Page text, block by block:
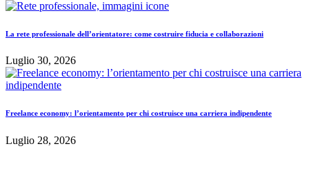
La rete professionale dell’orientatore: come costruire fiducia e collaborazioni
Luglio 30, 2026
Freelance economy: l’orientamento per chi costruisce una carriera indipendente
Luglio 28, 2026